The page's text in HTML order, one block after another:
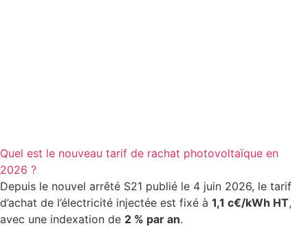
Quel est le nouveau tarif de rachat photovoltaïque en
2026 ?
Depuis le nouvel arrêté S21 publié le 4 juin 2026, le tarif
d’achat de l’électricité injectée est fixé à 1,1 c€/kWh HT,
avec une indexation de 2 % par an.